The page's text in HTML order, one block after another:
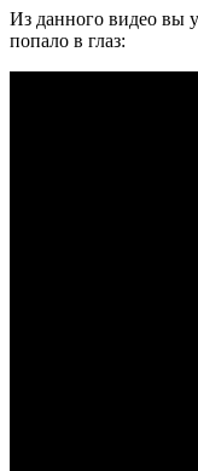
Из данного видео вы
попало в глаз: